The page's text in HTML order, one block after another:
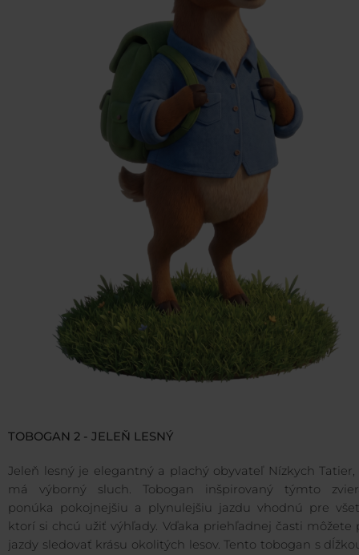
TOBOGAN 2 - JELEŇ LESNÝ
Jeleň lesný je elegantný a plachý obyvateľ Nízkych
má výborný sluch. Tobogan inšpirovaný týmto
ponúka pokojnejšiu a plynulejšiu jazdu vhodnú pre
ktorí si chcú užiť výhľady. Vďaka priehľadnej časti môžete
jazdy sledovať krásu okolitých lesov. Tento tobogan s